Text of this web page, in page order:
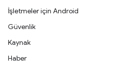
İşletmeler için Android
Güvenlik
Kaynak
Haber